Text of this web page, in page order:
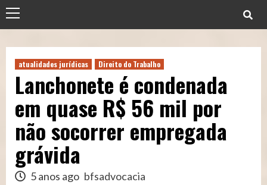
Menu
atualidades jurídicas Direito do Trabalho
Lanchonete é condenada
em quase R$ 56 mil por
não socorrer empregada
grávida
5 anos ago bfsadvocacia